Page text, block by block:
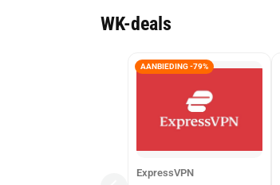
WK-deals
AANBIEDING -79%
ExpressVPN